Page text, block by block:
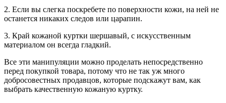
2. Если вы слегка поскребете по поверхности кожи, на ней не
останется никаких следов или царапин.
3. Край кожаной куртки шершавый, с искусственным
материалом он всегда гладкий.
Все эти манипуляции можно проделать непосредственно
перед покупкой товара, потому что не так уж много
добросовестных продавцов, которые подскажут вам, как
выбрать качественную кожаную куртку.